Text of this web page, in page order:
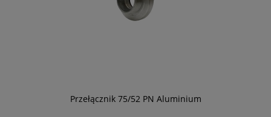
Przełącznik 75/52 PN Aluminium